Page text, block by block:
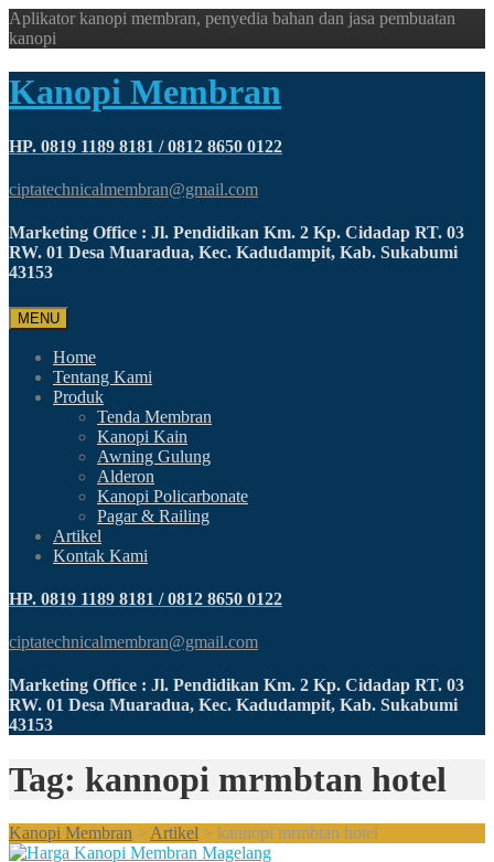
Aplikator kanopi membran, penyedia bahan dan jasa pembuatan
kanopi
Kanopi Membran
HP. 0819 1189 8181 / 0812 8650 0122
ciptatechnicalmembran@gmail.com
Marketing Office : Jl. Pendidikan Km. 2 Kp. Cidadap RT. 03
RW. 01 Desa Muaradua, Kec. Kadudampit, Kab. Sukabumi
43153
MENU
Home
Tentang Kami
Produk
Tenda Membran
Kanopi Kain
Awning Gulung
Alderon
Kanopi Policarbonate
Pagar & Railing
Artikel
Kontak Kami
HP. 0819 1189 8181 / 0812 8650 0122
ciptatechnicalmembran@gmail.com
Marketing Office : Jl. Pendidikan Km. 2 Kp. Cidadap RT. 03
RW. 01 Desa Muaradua, Kec. Kadudampit, Kab. Sukabumi
43153
Tag: kannopi mrmbtan hotel
Kanopi Membran > Artikel > kannopi mrmbtan hotel